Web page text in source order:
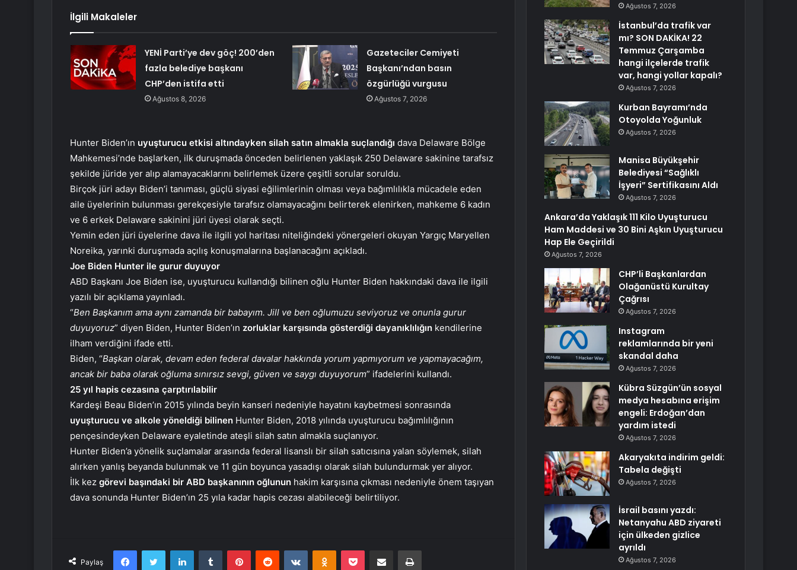
İlgili Makaleler
YENİ Parti’ye dev göç! 200’den
fazla belediye başkanı
CHP’den istifa etti
Ağustos 8, 2026
Gazeteciler Cemiyeti
Başkanı’ndan basın
özgürlüğü vurgusu
Ağustos 7, 2026
Hunter Biden’ın uyuşturucu etkisi altındayken silah satın almakla suçlandığı dava Delaware Bölge
Mahkemesi’nde başlarken, ilk duruşmada önceden belirlenen yaklaşık 250 Delaware sakinine tarafsız
şekilde jüride yer alıp alamayacaklarını belirlemek üzere çeşitli sorular soruldu.
Birçok jüri adayı Biden’i tanıması, güçlü siyasi eğilimlerinin olması veya bağımlılıkla mücadele eden
aile üyelerinin bulunması gerekçesiyle tarafsız olamayacağını belirterek elenirken, mahkeme 6 kadın
ve 6 erkek Delaware sakinini jüri üyesi olarak seçti.
Yemin eden jüri üyelerine dava ile ilgili yol haritası niteliğindeki yönergeleri okuyan Yargıç Maryellen
Noreika, yarınki duruşmada açılış konuşmalarına başlanacağını açıkladı.
Joe Biden Hunter ile gurur duyuyor
ABD Başkanı Joe Biden ise, uyuşturucu kullandığı bilinen oğlu Hunter Biden hakkındaki dava ile ilgili
yazılı bir açıklama yayınladı.
“Ben Başkanım ama aynı zamanda bir babayım. Jill ve ben oğlumuzu seviyoruz ve onunla gurur
duyuyoruz” diyen Biden, Hunter Biden’ın zorluklar karşısında gösterdiği dayanıklılığın kendilerine
ilham verdiğini ifade etti.
Biden, “Başkan olarak, devam eden federal davalar hakkında yorum yapmıyorum ve yapmayacağım,
ancak bir baba olarak oğluma sınırsız sevgi, güven ve saygı duyuyorum” ifadelerini kullandı.
25 yıl hapis cezasına çarptırılabilir
Kardeşi Beau Biden’ın 2015 yılında beyin kanseri nedeniyle hayatını kaybetmesi sonrasında
uyuşturucu ve alkole yöneldiği bilinen Hunter Biden, 2018 yılında uyuşturucu bağımlılığının
pençesindeyken Delaware eyaletinde ateşli silah satın almakla suçlanıyor.
Hunter Biden’a yönelik suçlamalar arasında federal lisanslı bir silah satıcısına yalan söylemek, silah
alırken yanlış beyanda bulunmak ve 11 gün boyunca yasadışı olarak silah bulundurmak yer alıyor.
İlk kez görevi başındaki bir ABD başkanının oğlunun hakim karşısına çıkması nedeniyle önem taşıyan
dava sonunda Hunter Biden’ın 25 yıla kadar hapis cezası alabileceği belirtiliyor.
Paylaş
FacebookTwitter LinkedInTumblr PinterestReddit VKontakteOdnoklassniki
Pocket E-Posta ile paylaş Yazdır
Ağustos 7, 2026
İstanbul’da trafik var
mı? SON DAKİKA! 22
Temmuz Çarşamba
hangi ilçelerde trafik
var, hangi yollar kapalı?
Ağustos 7, 2026
Kurban Bayramı’nda
Otoyolda Yoğunluk
Ağustos 7, 2026
Manisa Büyükşehir
Belediyesi “Sağlıklı
İşyeri” Sertifikasını Aldı
Ağustos 7, 2026
Ankara’da Yaklaşık 111 Kilo Uyuşturucu
Ham Maddesi ve 30 Bini Aşkın Uyuşturucu
Hap Ele Geçirildi
Ağustos 7, 2026
CHP’li Başkanlardan
Olağanüstü Kurultay
Çağrısı
Ağustos 7, 2026
Instagram
reklamlarında bir yeni
skandal daha
Ağustos 7, 2026
Kübra Süzgün’ün sosyal
medya hesabına erişim
engeli: Erdoğan’dan
yardım istedi
Ağustos 7, 2026
Akaryakıta indirim geldi:
Tabela değişti
Ağustos 7, 2026
İsrail basını yazdı:
Netanyahu ABD ziyareti
için ülkeden gizlice
ayrıldı
Ağustos 7, 2026